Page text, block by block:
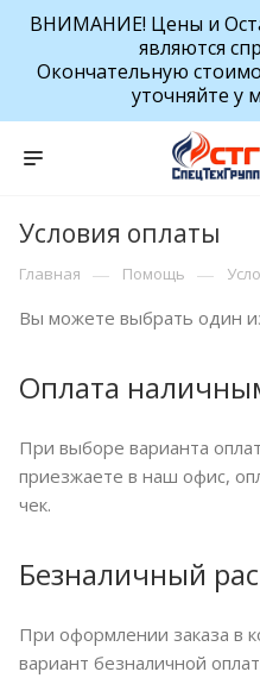
ВНИМАНИЕ! Цены и
являются
Окончательную
уточняйте у
Условия оплаты
Главная — Помощь —
Вы можете выбрать один
Оплата
При выборе варианта
приезжаете в наш офис,
чек.
Безналичный
При оформлении заказа в
вариант безналичной